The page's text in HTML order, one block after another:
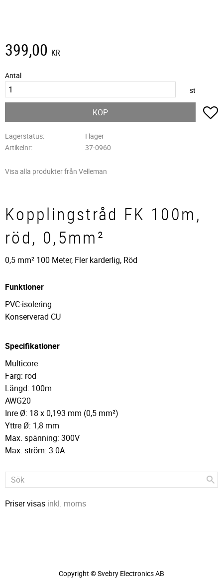
399,00 KR
Antal
st
KÖP
Lagerstatus
I lager
Artikelnr
37-0960
Visa alla produkter från Velleman
Kopplingstråd FK 100m,
röd, 0,5mm²
0,5 mm² 100 Meter, Fler karderlig, Röd
Funktioner
PVC-isolering
Konserverad CU
Specifikationer
Multicore
Färg: röd
Längd: 100m
AWG20
Inre Ø: 18 x 0,193 mm (0,5 mm²)
Yttre Ø: 1,8 mm
Max. spänning: 300V
Max. ström: 3.0A
Priser visas inkl. moms
Copyright © Svebry Electronics AB